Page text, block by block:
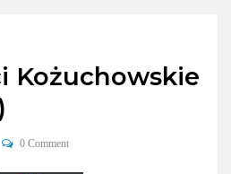
Kożuchowskie
0 Comment